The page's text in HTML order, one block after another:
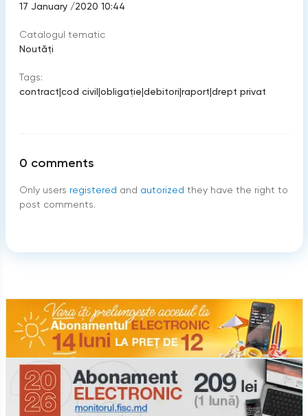
17 January /2020 10:44
Catalogul tematic
Noutăți
Tags:
contract|cod civil|obligaţie|debitori|raport|drept privat
0 comments
Only users registered and autorized they have the right to
post comments.